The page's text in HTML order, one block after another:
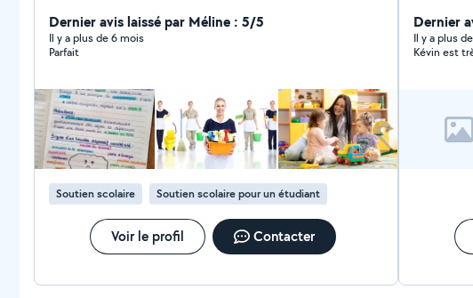
espagnol. Je fais également de l'aide au devoir ainsi
que du ménage et de l'aide à la personne
Dernier avis laissé par Méline : 5/5
Il y a plus de 6 mois
Parfait
Soutien scolaire Soutien scolaire pour un étudiant
Voir le profil Contacter
cherche
ça me
de
Dernier
Il y a plus
Kévin est